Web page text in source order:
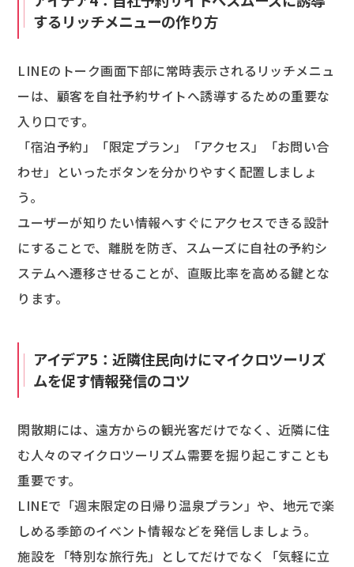
するリッチメニューの作り方
LINEのトーク画面下部に常時表示されるリッチメニュ
ーは、顧客を自社予約サイトへ誘導するための重要な
入り口です。
「宿泊予約」「限定プラン」「アクセス」「お問い合
わせ」といったボタンを分かりやすく配置しましょ
う。
ユーザーが知りたい情報へすぐにアクセスできる設計
にすることで、離脱を防ぎ、スムーズに自社の予約シ
ステムへ遷移させることが、直販比率を高める鍵とな
ります。
アイデア5：近隣住民向けにマイクロツーリズ
ムを促す情報発信のコツ
閑散期には、遠方からの観光客だけでなく、近隣に住
む人々のマイクロツーリズム需要を掘り起こすことも
重要です。
LINEで「週末限定の日帰り温泉プラン」や、地元で楽
しめる季節のイベント情報などを発信しましょう。
施設を「特別な旅行先」としてだけでなく「気軽に立